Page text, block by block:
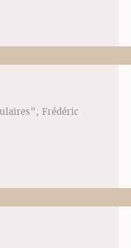
Frédéric